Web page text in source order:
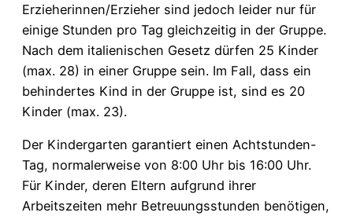
Erzieherinnen/Erzieher sind jedoch leider nur für
einige Stunden pro Tag gleichzeitig in der Gruppe.
Nach dem italienischen Gesetz dürfen 25 Kinder
(max. 28) in einer Gruppe sein. Im Fall, dass ein
behindertes Kind in der Gruppe ist, sind es 20
Kinder (max. 23).
Der Kindergarten garantiert einen Achtstunden-
Tag, normalerweise von 8:00 Uhr bis 16:00 Uhr.
Für Kinder, deren Eltern aufgrund ihrer
Arbeitszeiten mehr Betreuungsstunden benötigen,